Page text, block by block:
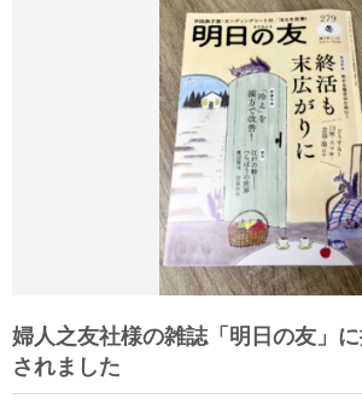
婦人之友社様の雑誌「明日の友」
されました